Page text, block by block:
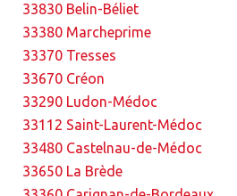
33830 Belin-Béliet
33380 Marcheprime
33370 Tresses
33670 Créon
33290 Ludon-Médoc
33112 Saint-Laurent-Médoc
33480 Castelnau-de-Médoc
33650 La Brède